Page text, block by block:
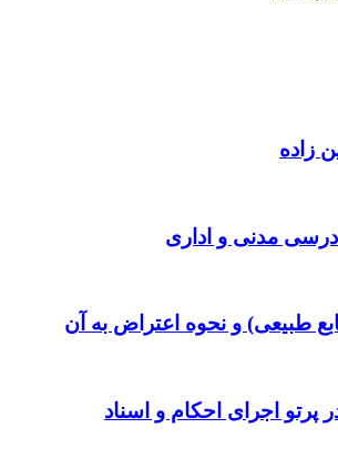
زاده
مدنی و اداری
طبیعی) و نحوه اعتراض به آن
اجرای احکام و اسناد